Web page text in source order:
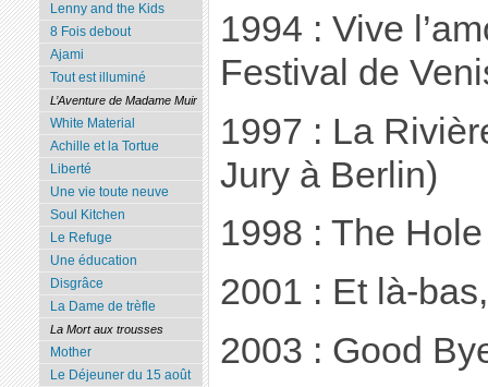
1994 : Vive
Festival de
1997 : La
Jury à Berlin)
1998 : The
2001 : Et là-
2003 : Good
Lenny and the Kids
8 Fois debout
Ajami
Tout est illuminé
L’Aventure de Madame Muir
White Material
Achille et la Tortue
Liberté
Une vie toute neuve
Soul Kitchen
Le Refuge
Une éducation
Disgrâce
La Dame de trèfle
La Mort aux trousses
Mother
Le Déjeuner du 15 août